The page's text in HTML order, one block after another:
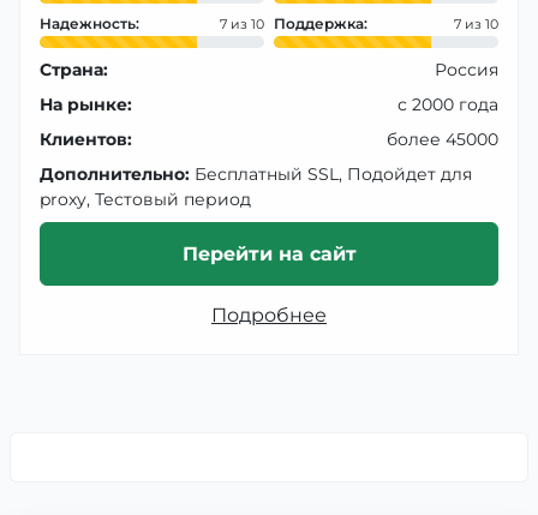
Надежность: 7 Поддержка: 7
Страна:
Россия
На рынке:
с 2000 года
Клиентов:
более 45000
Дополнительно: Бесплатный SSL, Подойдет для
proxy, Тестовый период
Перейти на сайт
Подробнее